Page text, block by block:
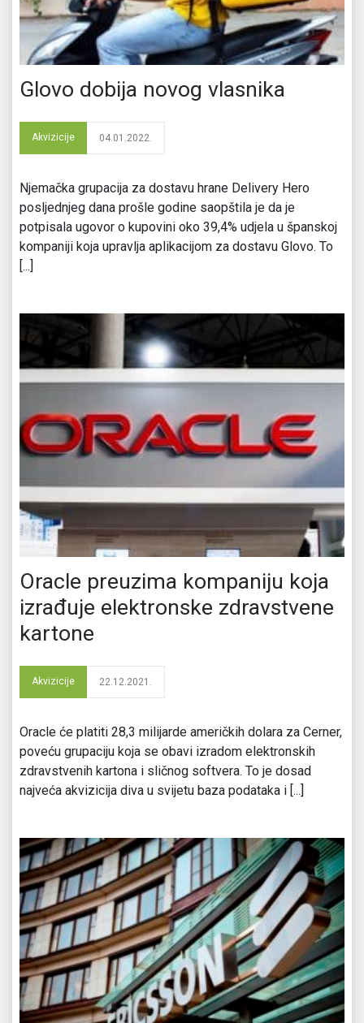
Glovo dobija novog vlasnika
Akvizicije 04.01.2022.
Njemačka grupacija za dostavu hrane Delivery Hero
posljednjeg dana prošle godine saopštila je da je
potpisala ugovor o kupovini oko 39,4% udjela u španskoj
kompaniji koja upravlja aplikacijom za dostavu Glovo. To
[...]
Oracle preuzima kompaniju koja
izrađuje elektronske zdravstvene
kartone
Akvizicije 22.12.2021.
Oracle će platiti 28,3 milijarde američkih dolara za Cerner,
poveću grupaciju koja se obavi izradom elektronskih
zdravstvenih kartona i sličnog softvera. To je dosad
najveća akvizicija diva u svijetu baza podataka i [...]